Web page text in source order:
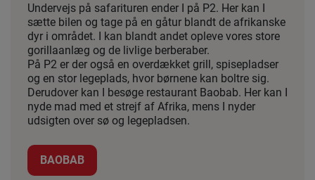
Undervejs på safarituren ender I på P2. Her kan I
sætte bilen og tage på en gåtur blandt de afrikanske
dyr i området. I kan blandt andet opleve vores store
gorillaanlæg og de livlige berberaber.
På P2 er der også en overdækket grill, spisepladser
og en stor legeplads, hvor børnene kan boltre sig.
Derudover kan I besøge restaurant Baobab. Her kan I
nyde mad med et strejf af Afrika, mens I nyder
udsigten over sø og legepladsen.
BAOBAB